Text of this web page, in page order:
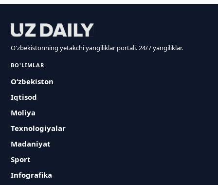
O'zbekistonning yetakchi yangiliklar portali. 24/7 yangiliklar.
BO'LIMLAR
O‘zbekiston
Iqtisod
Moliya
Texnologiyalar
Madaniyat
Sport
Infografika